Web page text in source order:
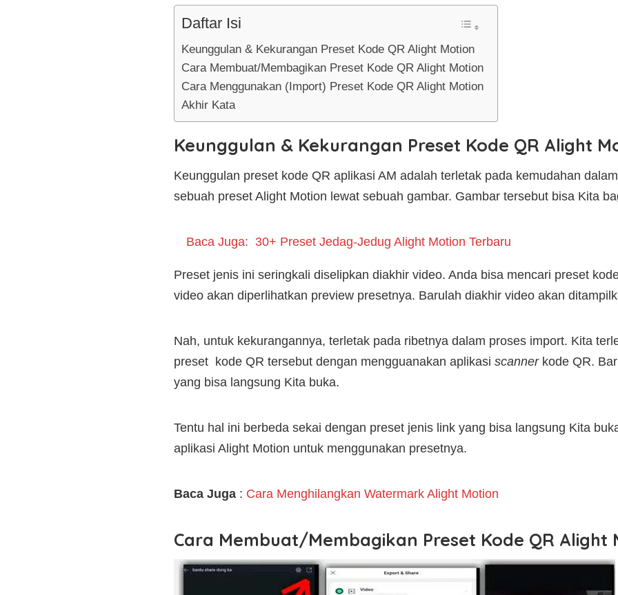
Daftar Isi
Keunggulan & Kekurangan Preset Kode QR Alight Motion
Cara Membuat/Membagikan Preset Kode QR Alight Motion
Cara Menggunakan (Import) Preset Kode QR Alight Motion
Akhir Kata
Keunggulan & Kekurangan Preset Kode QR Alight
Keunggulan preset kode QR aplikasi AM adalah terletak pada kemudahan
sebuah preset Alight Motion lewat sebuah gambar. Gambar tersebut bisa Kita
Baca Juga: 30+ Preset Jedag-Jedug Alight Motion Terbaru
Preset jenis ini seringkali diselipkan diakhir video. Anda bisa mencari preset
video akan diperlihatkan preview presetnya. Barulah diakhir video akan
Nah, untuk kekurangannya, terletak pada ribetnya dalam proses import. Kita
preset kode QR tersebut dengan mengguanakan aplikasi scannerkode QR.
yang bisa langsung Kita buka.
Tentu hal ini berbeda sekai dengan preset jenis link yang bisa langsung Kita
aplikasi Alight Motion untuk menggunakan presetnya.
Baca Juga : Cara Menghilangkan Watermark Alight Motion
Cara Membuat/Membagikan Preset Kode QR Alight